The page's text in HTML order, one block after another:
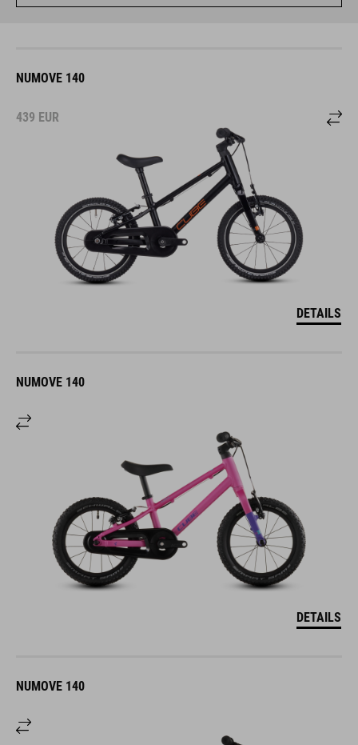
NUMOVE 140
439 EUR
DETAILS
NUMOVE 140
DETAILS
NUMOVE 140